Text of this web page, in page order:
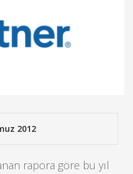
2012
rapora göre bu yıl